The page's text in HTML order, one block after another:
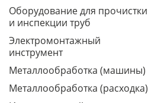
Оборудование для прочистки
и инспекции труб
Электромонтажный
инструмент
Металлообработка (машины)
Металлообработка (расходка)